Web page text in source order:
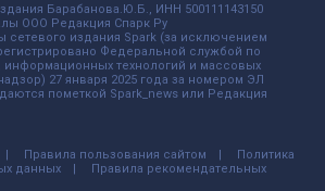
Барабанова.Ю.Б., ИНН 500111143150
ООО Редакция Спарк Ру
сетевого издания Spark (за исключением
Федеральной службой по
информационных технологий и массовых
27 января 2025 года за номером ЭЛ
пометкой Spark_news или Редакция
Правила пользования сайтом
Политика
данных
Правила рекомендательных